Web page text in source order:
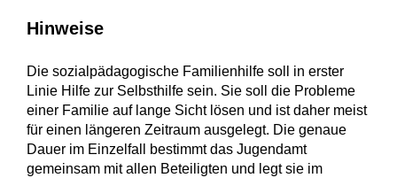
Hinweise
Die sozialpädagogische Familienhilfe soll in erster
Linie Hilfe zur Selbsthilfe sein. Sie soll die Probleme
einer Familie auf lange Sicht lösen und ist daher meist
für einen längeren Zeitraum ausgelegt. Die genaue
Dauer im Einzelfall bestimmt das Jugendamt
gemeinsam mit allen Beteiligten und legt sie im